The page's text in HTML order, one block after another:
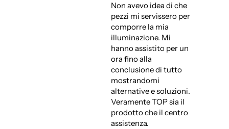
Non avevo idea di che
pezzi mi servissero per
comporre la mia
illuminazione. Mi
hanno assistito per un
ora fino alla
conclusione di tutto
mostrandomi
alternative e soluzioni.
Veramente TOP sia il
prodotto che il centro
assistenza.